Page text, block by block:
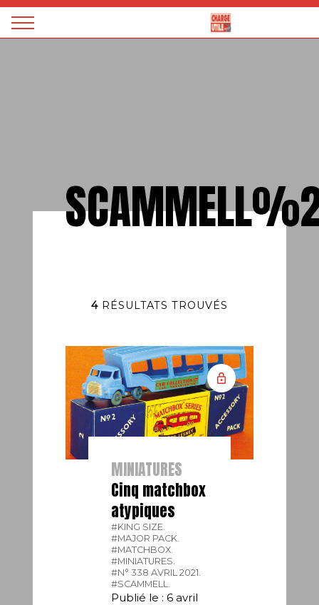
Magazine
4 RÉSULTATS TROUVÉS
MINIATURES
Cinq matchbox
atypiques
#KING SIZE.
#MAJOR PACK.
#MATCHBOX.
#MINIATURES.
#N° 338 AVRIL 2021.
#SCAMMELL.
Publié le : 6 avril
Panneau de gestion des cookies